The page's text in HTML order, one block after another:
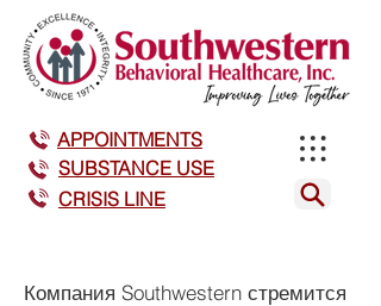
APPOINTMENTS
SUBSTANCE USE
CRISIS LINE
Компания Southwestern стремится